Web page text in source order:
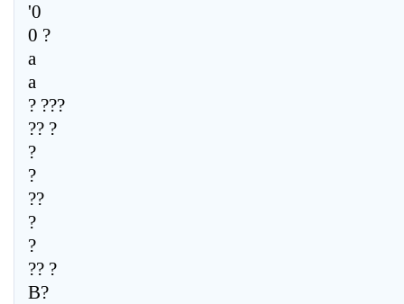
'0
0 ?
a
a
? ???
?? ?
?
?
??
?
?
?? ?
B?